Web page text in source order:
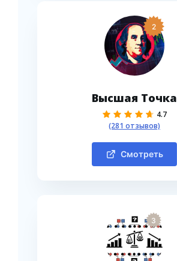
2
Высшая Точка
4.7
(281 отзывов)
Смотреть
3